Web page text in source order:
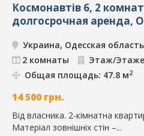
Космонавтів 6, 2
долгосрочная аренда,
Украина, Одесская
2 комнаты
Этаж/
Общая площадь: 47.8 м2
14 500 грн.
Від власника. 2-кімнатна
Матеріал зовнішніх стін –...